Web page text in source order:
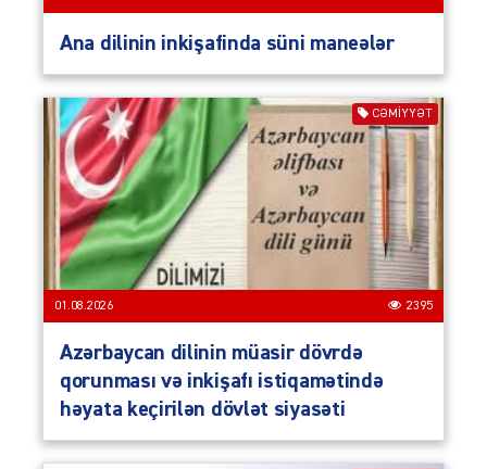
Ana dilinin inkişafinda süni maneələr
CƏMIYYƏT
01.08.2026 2395
Azərbaycan dilinin müasir dövrdə
qorunması və inkişafı istiqamətində
həyata keçirilən dövlət siyasəti